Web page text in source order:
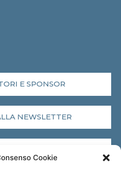
Cookie
E SPONSOR
NEWSLETTER